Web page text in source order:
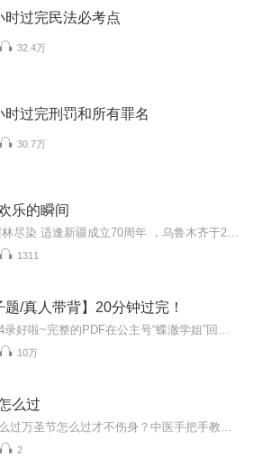
时过完民法必考点
32.4万
时过完刑罚和所有罪名
30.7万
乐的瞬间
1311
题/真人带背】20分钟过完！
10万
么过
2